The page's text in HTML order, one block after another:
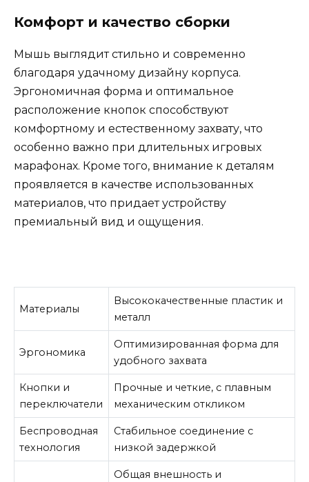
Комфорт и качество сборки
Мышь выглядит стильно и современно
благодаря удачному дизайну корпуса.
Эргономичная форма и оптимальное
расположение кнопок способствуют
комфортному и естественному захвату, что
особенно важно при длительных игровых
марафонах. Кроме того, внимание к деталям
проявляется в качестве использованных
материалов, что придает устройству
премиальный вид и ощущения.
Материалы
Высококачественные пластик и
металл
Эргономика
Оптимизированная форма для
удобного захвата
Кнопки и
переключатели
Прочные и четкие, с плавным
механическим откликом
Беспроводная
технология
Стабильное соединение с
низкой задержкой
Общая внешность и